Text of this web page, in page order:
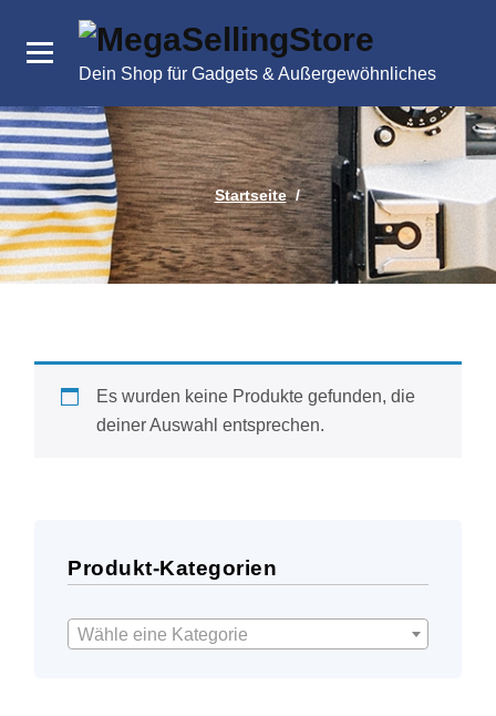
Inhalt
Dein Shop für Gadgets & Außergewöhnliches
Startseite/
Es wurden keine Produkte gefunden, die
deiner Auswahl entsprechen.
Produkt-Kategorien
Wähle eine Kategorie